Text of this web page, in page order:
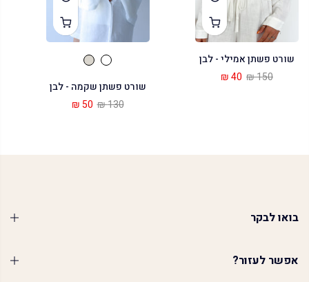
שורט פשתן אמילי - לבן
150 ₪
40 ₪
שורט פשתן שקמה - לבן
130 ₪
50 ₪
בואו לבקר
אפשר לעזור?